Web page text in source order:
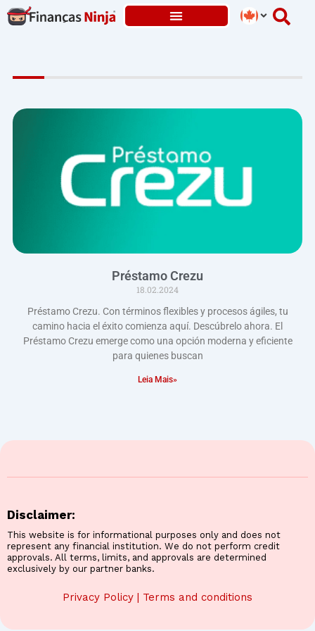
Skip
to
Préstamo Crezu
18.02.2024
Préstamo Crezu. Con términos flexibles y procesos ágiles, tu
camino hacia el éxito comienza aquí. Descúbrelo ahora. El
Préstamo Crezu emerge como una opción moderna y eficiente
para quienes buscan
Leia Mais»
Disclaimer:
This website is for informational purposes only and does not
represent any financial institution. We do not perform credit
approvals. All terms, limits, and approvals are determined
exclusively by our partner banks.
Privacy Policy | Terms and conditions